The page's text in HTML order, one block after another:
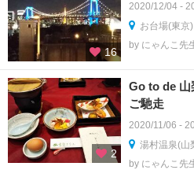
16
2020/12/04 -
お台場(東京)
by にゃんこ先
2
Go to de
ご馳走
2020/11/06 -
湯村温泉(山
by にゃんこ先